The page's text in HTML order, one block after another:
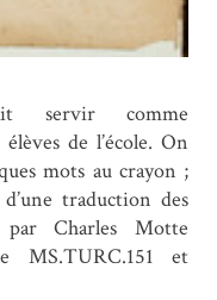
servir comme
de l’école. On
mots au crayon ;
traduction des
par Charles Motte
MS.TURC.151 et